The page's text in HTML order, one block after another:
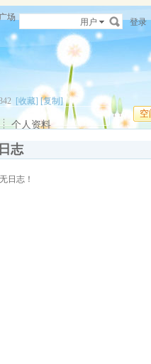
广场 用户 登录
[收藏] [复制]
空
个人资料
日志
日志！